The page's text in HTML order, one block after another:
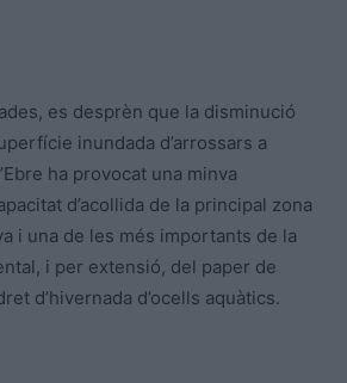
es desprèn que la disminució
inundada d’arrossars a
ha provocat una minva
d’acollida de la principal zona
i una de les més importants de la
i per extensió, del paper de
d’hivernada d’ocells aquàtics.